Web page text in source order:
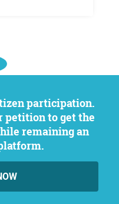
petition to get the
remaining an